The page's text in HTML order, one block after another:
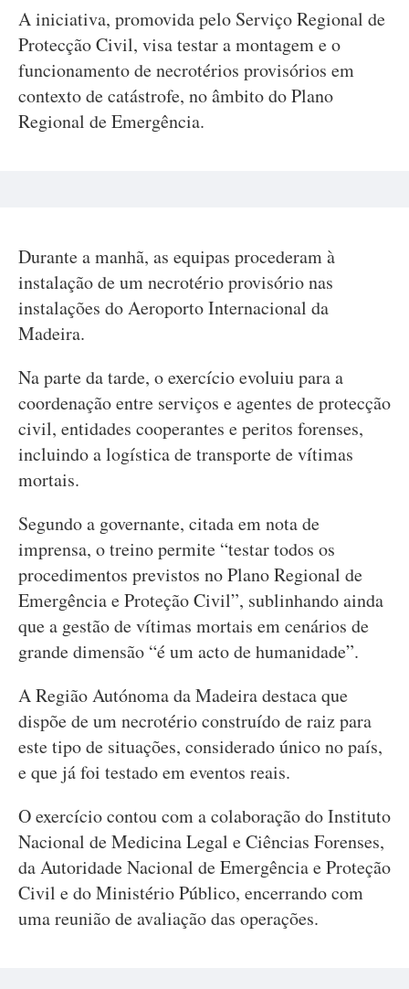
A iniciativa, promovida pelo Serviço Regional de
Protecção Civil, visa testar a montagem e o
funcionamento de necrotérios provisórios em
contexto de catástrofe, no âmbito do Plano
Regional de Emergência.
Durante a manhã, as equipas procederam à
instalação de um necrotério provisório nas
instalações do Aeroporto Internacional da
Madeira.
Na parte da tarde, o exercício evoluiu para a
coordenação entre serviços e agentes de protecção
civil, entidades cooperantes e peritos forenses,
incluindo a logística de transporte de vítimas
mortais.
Segundo a governante, citada em nota de
imprensa, o treino permite “testar todos os
procedimentos previstos no Plano Regional de
Emergência e Proteção Civil”, sublinhando ainda
que a gestão de vítimas mortais em cenários de
grande dimensão “é um acto de humanidade”.
A Região Autónoma da Madeira destaca que
dispõe de um necrotério construído de raiz para
este tipo de situações, considerado único no país,
e que já foi testado em eventos reais.
O exercício contou com a colaboração do Instituto
Nacional de Medicina Legal e Ciências Forenses,
da Autoridade Nacional de Emergência e Proteção
Civil e do Ministério Público, encerrando com
uma reunião de avaliação das operações.